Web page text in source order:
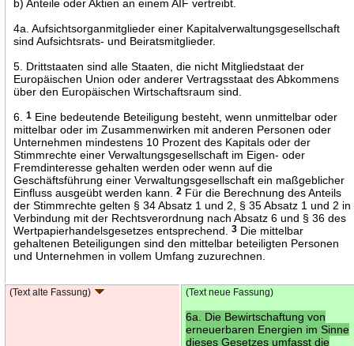
b) Anteile oder Aktien an einem AIF vertreibt.
4a. Aufsichtsorganmitglieder einer Kapitalverwaltungsgesellschaft
sind Aufsichtsrats- und Beiratsmitglieder.
5. Drittstaaten sind alle Staaten, die nicht Mitgliedstaat der
Europäischen Union oder anderer Vertragsstaat des Abkommens
über den Europäischen Wirtschaftsraum sind.
6.1 Eine bedeutende Beteiligung besteht, wenn unmittelbar oder
mittelbar oder im Zusammenwirken mit anderen Personen oder
Unternehmen mindestens 10 Prozent des Kapitals oder der
Stimmrechte einer Verwaltungsgesellschaft im Eigen- oder
Fremdinteresse gehalten werden oder wenn auf die
Geschäftsführung einer Verwaltungsgesellschaft ein maßgeblicher
Einfluss ausgeübt werden kann.2 Für die Berechnung des Anteils
der Stimmrechte gelten § 34 Absatz 1 und 2, § 35 Absatz 1 und 2 in
Verbindung mit der Rechtsverordnung nach Absatz 6 und § 36 des
Wertpapierhandelsgesetzes entsprechend.3 Die mittelbar
gehaltenen Beteiligungen sind den mittelbar beteiligten Personen
und Unternehmen in vollem Umfang zuzurechnen.
(Text alte Fassung) (Text neue Fassung)
6a. Die Bewirtschaftung von
erneuerbaren Energien im Sinne
dieses Gesetzes umfasst die